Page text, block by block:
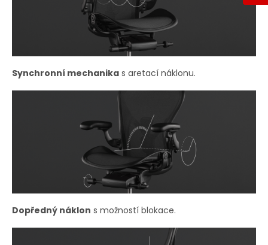
Synchronní mechanika s aretací náklonu.
Dopředný náklon s možností blokace.